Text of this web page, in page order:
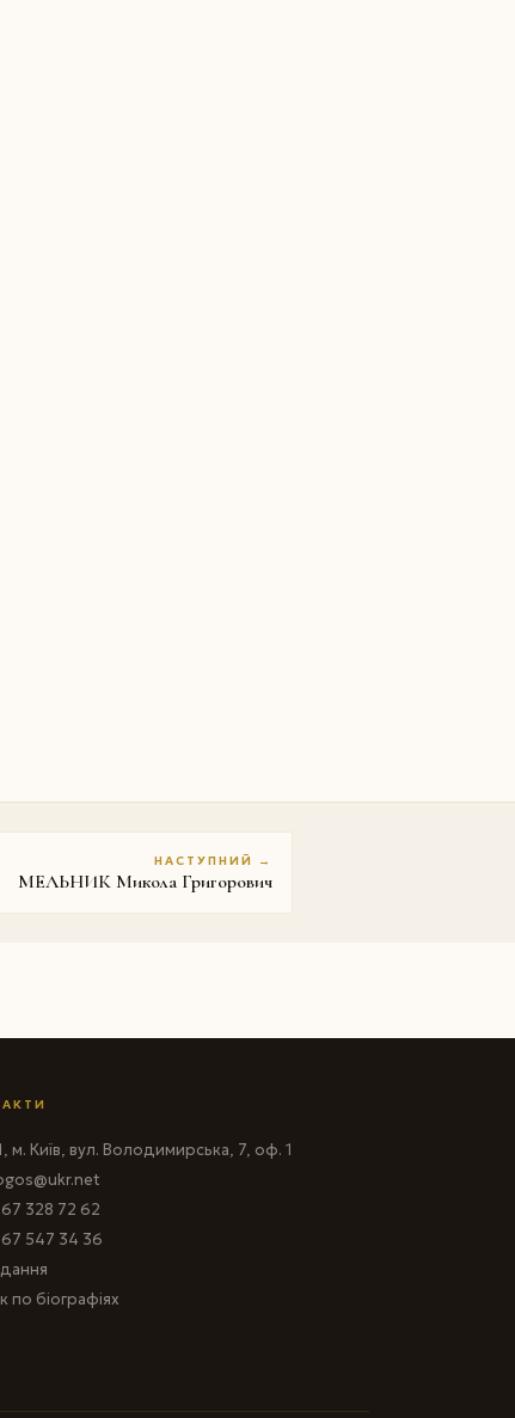
НАСТУПНИЙ →
МЕЛЬНИК Микола Григорович
м. Київ, вул. Володимирська, 7, оф. 1
328 72 62
547 34 36
по біографіях